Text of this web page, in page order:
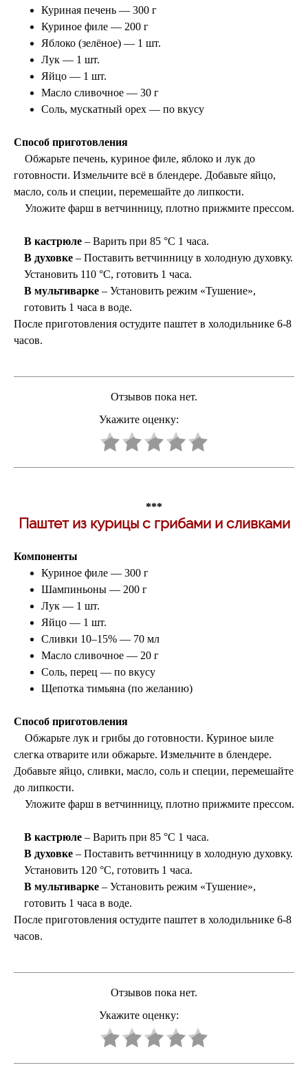
Куриная печень — 300 г
Куриное филе — 200 г
Яблоко (зелёное) — 1 шт.
Лук — 1 шт.
Яйцо — 1 шт.
Масло сливочное — 30 г
Соль, мускатный орех — по вкусу
Способ приготовления
Обжарьте печень, куриное филе, яблоко и лук до
готовности. Измельчите всё в блендере. Добавьте яйцо,
масло, соль и специи, перемешайте до липкости.
Уложите фарш в ветчинницу, плотно прижмите прессом.
В кастрюле – Варить при 85 °C 1 часа.
В духовке – Поставить ветчинницу в холодную духовку.
Установить 110 °C, готовить 1 часа.
В мультиварке – Установить режим «Тушение»,
готовить 1 часа в воде.
После приготовления остудите паштет в холодильнике 6-8
часов.
Отзывов пока нет.
Укажите оценку:
***
Паштет из курицы с грибами и сливками
Компоненты
Куриное филе — 300 г
Шампиньоны — 200 г
Лук — 1 шт.
Яйцо — 1 шт.
Сливки 10–15% — 70 мл
Масло сливочное — 20 г
Соль, перец — по вкусу
Щепотка тимьяна (по желанию)
Способ приготовления
Обжарьте лук и грибы до готовности. Куриное ыиле
слегка отварите или обжарьте. Измельчите в блендере.
Добавьте яйцо, сливки, масло, соль и специи, перемешайте
до липкости.
Уложите фарш в ветчинницу, плотно прижмите прессом.
В кастрюле – Варить при 85 °C 1 часа.
В духовке – Поставить ветчинницу в холодную духовку.
Установить 120 °C, готовить 1 часа.
В мультиварке – Установить режим «Тушение»,
готовить 1 часа в воде.
После приготовления остудите паштет в холодильнике 6-8
часов.
Отзывов пока нет.
Укажите оценку: